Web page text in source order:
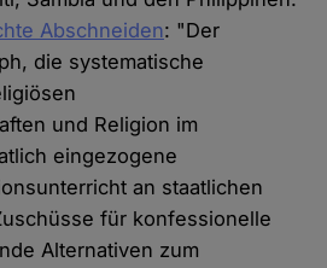
Abschneiden: "Der
die systematische
und Religion im
eingezogene
an staatlichen
für konfessionelle
Alternativen zum